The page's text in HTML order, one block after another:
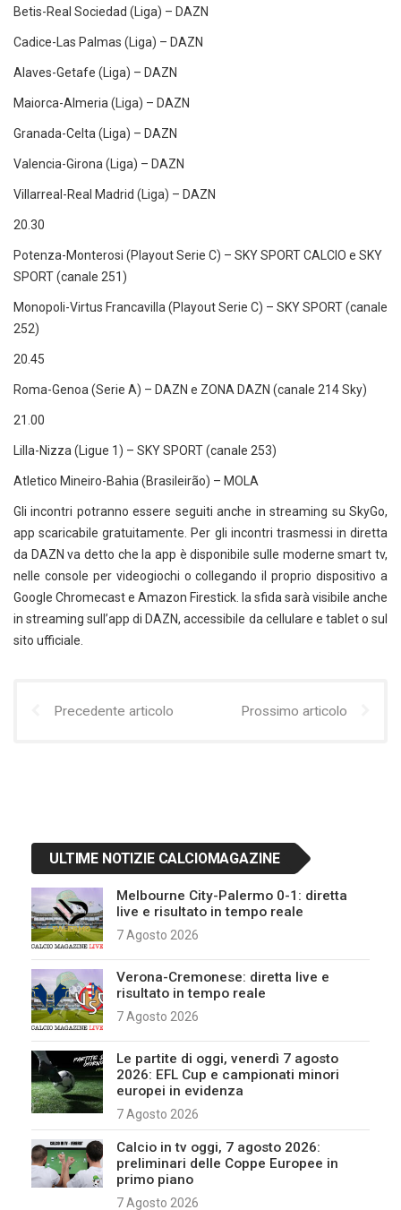
Betis-Real Sociedad (Liga) – DAZN
Cadice-Las Palmas (Liga) – DAZN
Alaves-Getafe (Liga) – DAZN
Maiorca-Almeria (Liga) – DAZN
Granada-Celta (Liga) – DAZN
Valencia-Girona (Liga) – DAZN
Villarreal-Real Madrid (Liga) – DAZN
20.30
Potenza-Monterosi (Playout Serie C) – SKY SPORT CALCIO e SKY
SPORT (canale 251)
Monopoli-Virtus Francavilla (Playout Serie C) – SKY SPORT (canale
252)
20.45
Roma-Genoa (Serie A) – DAZN e ZONA DAZN (canale 214 Sky)
21.00
Lilla-Nizza (Ligue 1) – SKY SPORT (canale 253)
Atletico Mineiro-Bahia (Brasileirão) – MOLA
Gli incontri potranno essere seguiti anche in streaming su SkyGo,
app scaricabile gratuitamente. Per gli incontri trasmessi in diretta
da DAZN va detto che la app è disponibile sulle moderne smart tv,
nelle console per videogiochi o collegando il proprio dispositivo a
Google Chromecast e Amazon Firestick. la sfida sarà visibile anche
in streaming sull’app di DAZN, accessibile da cellulare e tablet o sul
sito ufficiale.
Precedente articolo Prossimo articolo
ULTIME NOTIZIE CALCIOMAGAZINE
Melbourne City-Palermo 0-1: diretta
live e risultato in tempo reale
7 Agosto 2026
Verona-Cremonese: diretta live e
risultato in tempo reale
7 Agosto 2026
Le partite di oggi, venerdì 7 agosto
2026: EFL Cup e campionati minori
europei in evidenza
7 Agosto 2026
Calcio in tv oggi, 7 agosto 2026:
preliminari delle Coppe Europee in
primo piano
7 Agosto 2026